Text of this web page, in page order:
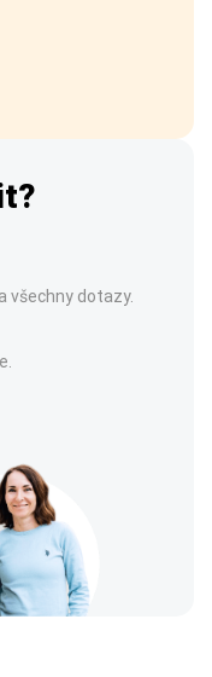
všechny dotazy.